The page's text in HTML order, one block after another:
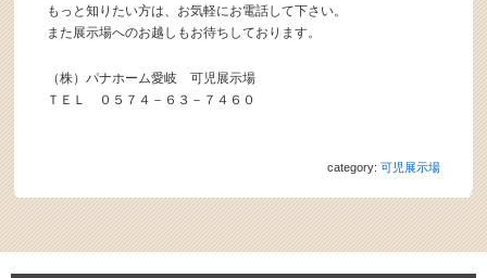
もっと知りたい方は、お気軽にお電話して下さい。
また展示場へのお越しもお待ちしております。
（株）パナホーム愛岐 可児展示場
ＴＥＬ ０５７４－６３－７４６０
category: 可児展示場